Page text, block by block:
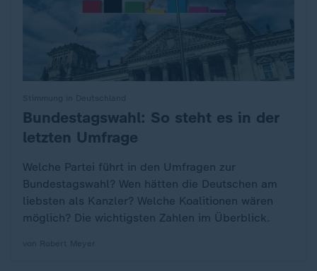
:Bundestagswahl: So steht es in der
letzten Umfrage
Welche Partei führt in den Umfragen zur
Bundestagswahl? Wen hätten die Deutschen am
liebsten als Kanzler? Welche Koalitionen wären
möglich? Die wichtigsten Zahlen im Überblick.